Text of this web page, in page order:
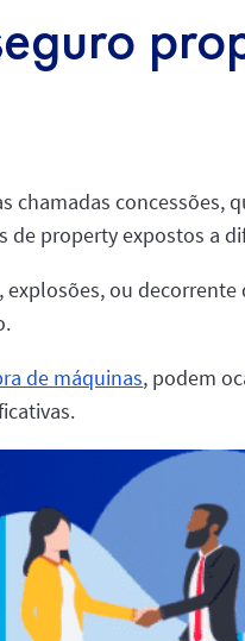
chamadas concessões,
de property expostos a
ou decorrente
de máquinas, podem